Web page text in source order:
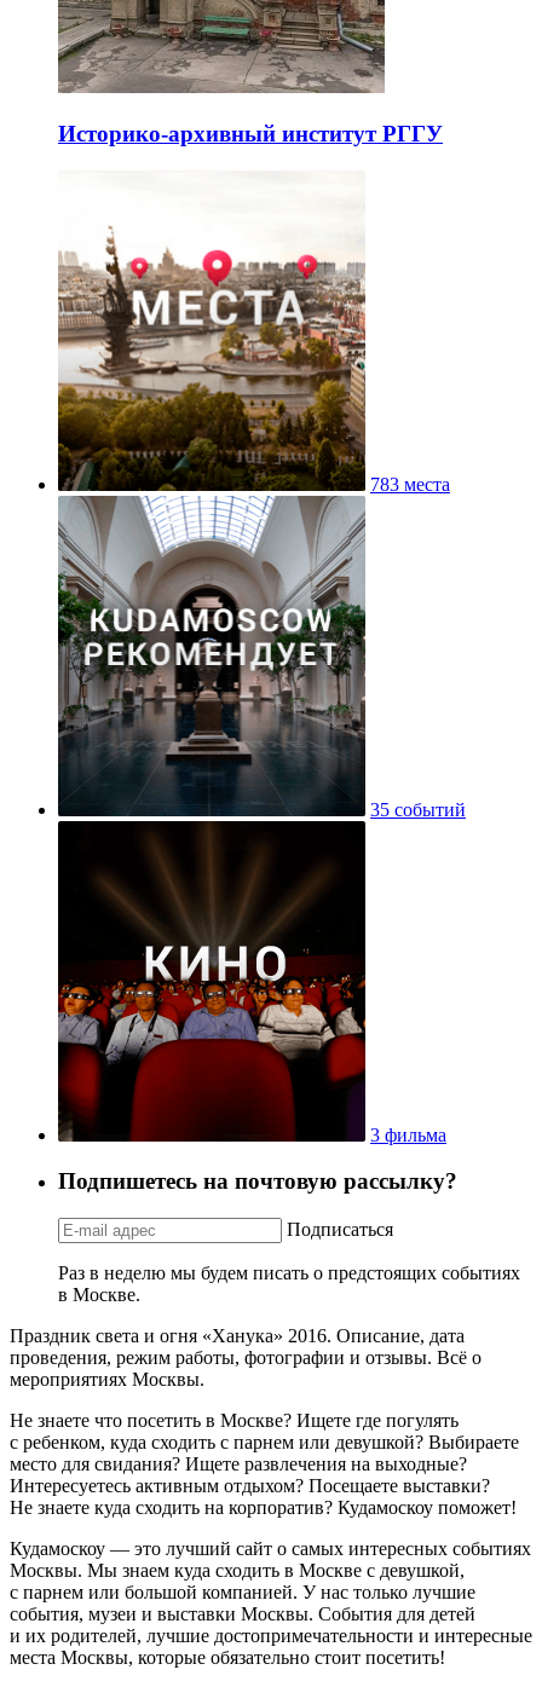
Историко-архивный институт РГГУ
783 места
35 событий
3 фильма
Подпишетесь на почтовую рассылку?
Подписаться
Раз в неделю мы будем писать о предстоящих событиях
в Москве.
Праздник света и огня «Ханука» 2016. Описание, дата
проведения, режим работы, фотографии и отзывы. Всё о
мероприятиях Москвы.
Не знаете что посетить в Москве? Ищете где погулять
с ребенком, куда сходить с парнем или девушкой? Выбираете
место для свидания? Ищете развлечения на выходные?
Интересуетесь активным отдыхом? Посещаете выставки?
Не знаете куда сходить на корпоратив? Кудамоскоу поможет!
Кудамоскоу — это лучший сайт о самых интересных событиях
Москвы. Мы знаем куда сходить в Москве с девушкой,
с парнем или большой компанией. У нас только лучшие
события, музеи и выставки Москвы. События для детей
и их родителей, лучшие достопримечательности и интересные
места Москвы, которые обязательно стоит посетить!